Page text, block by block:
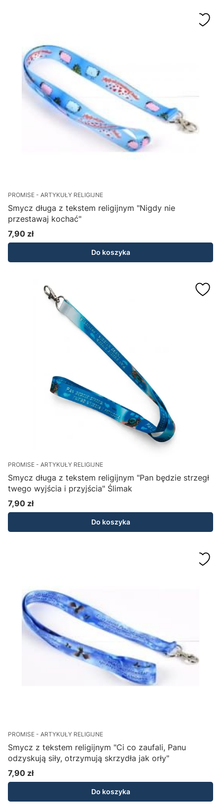
PROMISE - ARTYKUŁY RELIGIJNE
Smycz długa z tekstem religijnym "Nigdy nie
przestawaj kochać"
Cena
7,90 zł
Do koszyka
PROMISE - ARTYKUŁY RELIGIJNE
Smycz długa z tekstem religijnym "Pan będzie strzegł
twego wyjścia i przyjścia" Ślimak
Cena
7,90 zł
Do koszyka
PROMISE - ARTYKUŁY RELIGIJNE
Smycz z tekstem religijnym "Ci co zaufali, Panu
odzyskują siły, otrzymują skrzydła jak orły"
Cena
7,90 zł
Do koszyka